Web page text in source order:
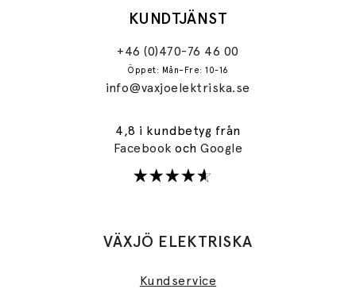
KUNDTJÄNST
+46 (0)470-76 46 00
Öppet: Mån–Fre: 10-16
info@vaxjoelektriska.se
4,8 i kundbetyg från
FacebookochGoogle
VÄXJÖ ELEKTRISKA
Kundservice